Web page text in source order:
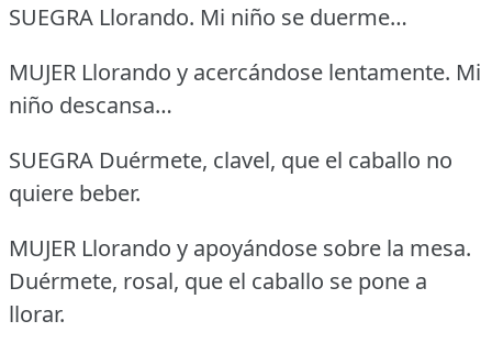
SUEGRA Llorando. Mi niño se duerme…
MUJER Llorando y acercándose lentamente. Mi
niño descansa…
SUEGRA Duérmete, clavel, que el caballo no
quiere beber.
MUJER Llorando y apoyándose sobre la mesa.
Duérmete, rosal, que el caballo se pone a
llorar.